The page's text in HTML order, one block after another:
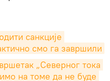
санкције
смо га завршили
„Северног тока
на томе да не буде